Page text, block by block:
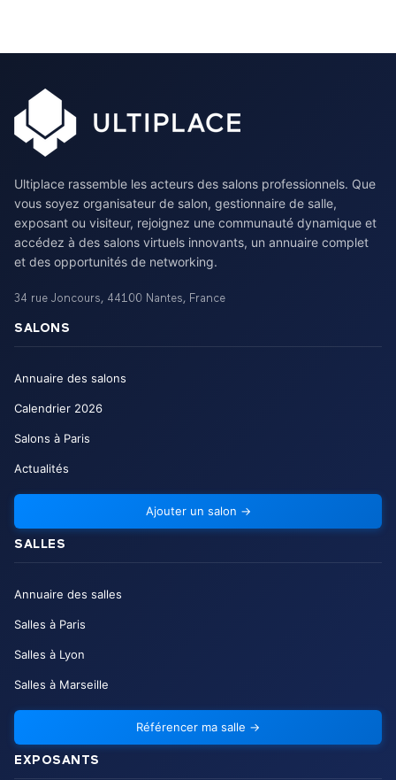
Ultiplace rassemble les acteurs des salons professionnels. Que
vous soyez organisateur de salon, gestionnaire de salle,
exposant ou visiteur, rejoignez une communauté dynamique et
accédez à des salons virtuels innovants, un annuaire complet
et des opportunités de networking.
34 rue Joncours, 44100 Nantes, France
SALONS
Annuaire des salons
Calendrier 2026
Salons à Paris
Actualités
Ajouter un salon →
SALLES
Annuaire des salles
Salles à Paris
Salles à Lyon
Salles à Marseille
Référencer ma salle →
EXPOSANTS